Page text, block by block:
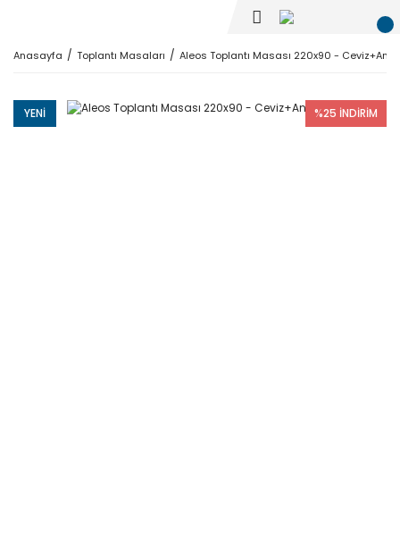
Anasayfa Toplantı Masaları Aleos Toplantı Masası 220x90 -
%25 İNDİRİM
YENI